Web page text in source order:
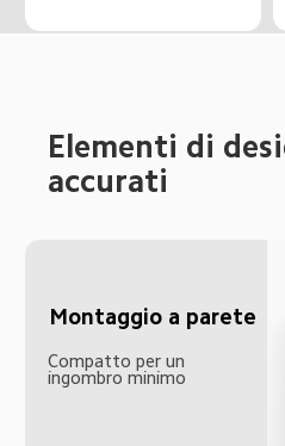
Elementi di
accurati
Montaggio a parete
Compatto per un
ingombro minimo